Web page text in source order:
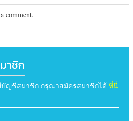
comment.
าชิก
บัญชีสมาชิก กรุณาสมัครสมาชิกได้ ที่นี่